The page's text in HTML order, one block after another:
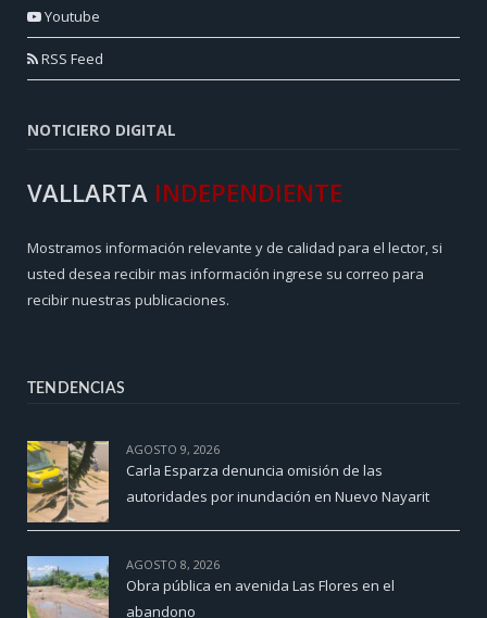
Youtube
RSS Feed
NOTICIERO DIGITAL
VALLARTA INDEPENDIENTE
Mostramos información relevante y de calidad para el lector, si
usted desea recibir mas información ingrese su correo para
recibir nuestras publicaciones.
TENDENCIAS
AGOSTO 9, 2026
Carla Esparza denuncia omisión de las
autoridades por inundación en Nuevo Nayarit
AGOSTO 8, 2026
Obra pública en avenida Las Flores en el
abandono